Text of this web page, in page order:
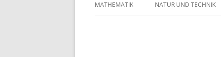
MATHEMATIK NATUR UND TECHNIK